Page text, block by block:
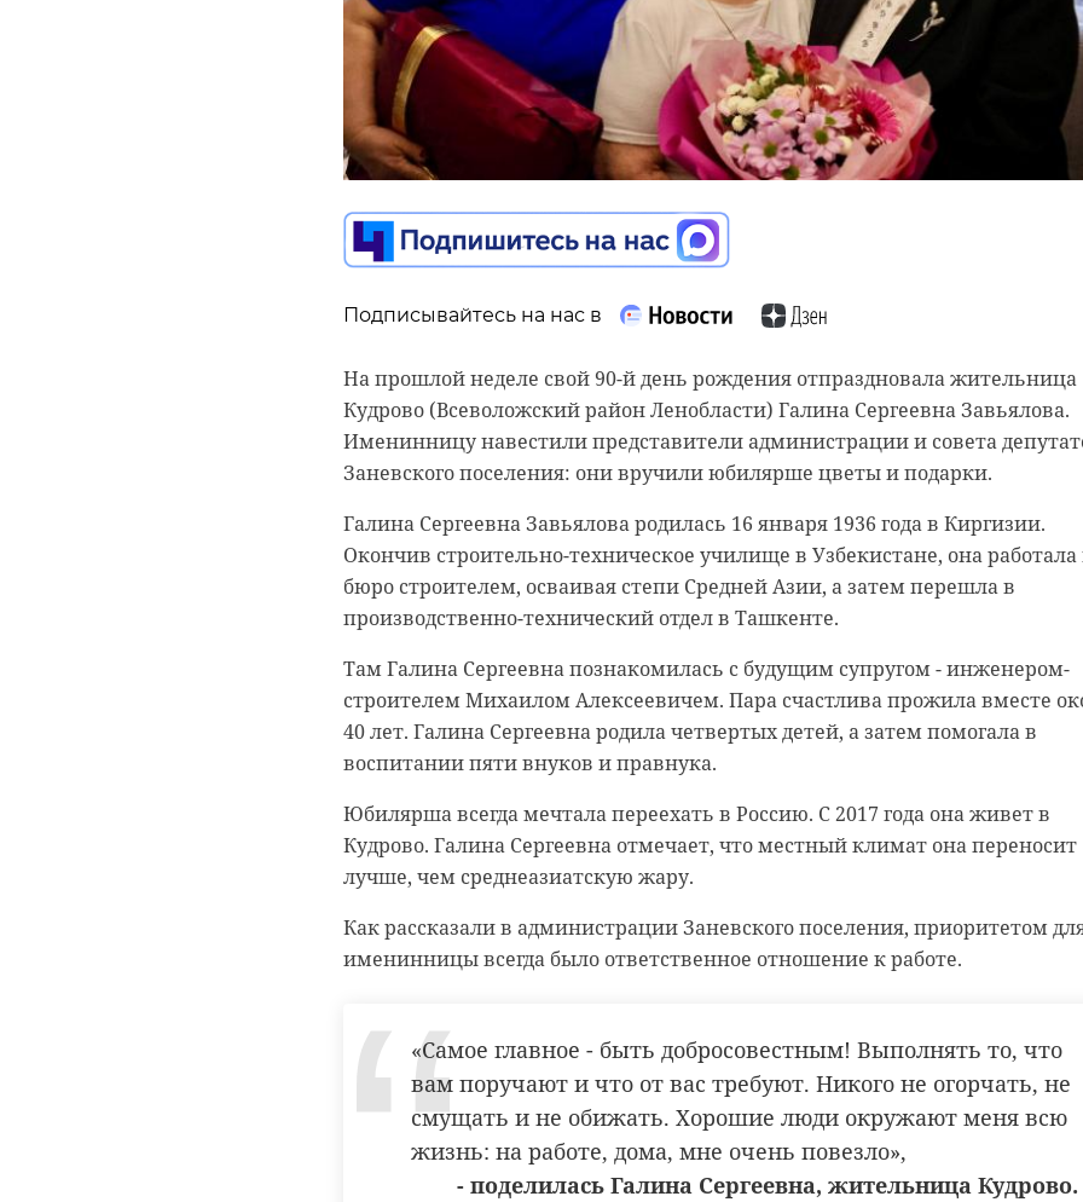
Подписывайтесь на нас в
На прошлой неделе свой 90-й день рождения отпраздновала жительница
Кудрово (Всеволожский район Ленобласти) Галина Сергеевна Завьялова.
Именинницу навестили представители администрации и совета
Заневского поселения: они вручили юбилярше цветы и подарки.
Галина Сергеевна Завьялова родилась 16 января 1936 года в Киргизии.
Окончив строительно-техническое училище в Узбекистане, она работала
бюро строителем, осваивая степи Средней Азии, а затем перешла в
производственно-технический отдел в Ташкенте.
Там Галина Сергеевна познакомилась с будущим супругом - инженером-
строителем Михаилом Алексеевичем. Пара счастлива прожила вместе
40 лет. Галина Сергеевна родила четвертых детей, а затем помогала в
воспитании пяти внуков и правнука.
Юбилярша всегда мечтала переехать в Россию. С 2017 года она живет в
Кудрово. Галина Сергеевна отмечает, что местный климат она переносит
лучше, чем среднеазиатскую жару.
Как рассказали в администрации Заневского поселения, приоритетом
именинницы всегда было ответственное отношение к работе.
«Самое главное - быть добросовестным! Выполнять то, что
вам поручают и что от вас требуют. Никого не огорчать, не
смущать и не обижать. Хорошие люди окружают меня всю
жизнь: на работе, дома, мне очень повезло»,
- поделилась Галина Сергеевна, жительница Кудрово.
Ремонт инфекционного отделения Волховской межрайонной больницы
завершен. Первых посетителей стационар начнет принимать в пятницу,
января, сообщили в комитете по здравоохранению Ленинградской
Перед открытием отделение прошло проверку. На экскурсии по больнице
после масштабной реконструкции присутствовали глава ленинградского
комитета по здравоохранению Александр Жарков, помощник
комитета Госдумы РФ по безопасности и противодействию коррупции
Армен Аракелян и главный врач медицинского учреждения Анна
Обновленное инфекционное отделение получило медицинскую мебель и
современное оборудование. По словам Александра Жаркова, в рамках
капитального ремонта была проведена замена всех инженерных сетей и
коммуникаций, отремонтировали фасад здания, поставили новые окна и
двери, полностью заменили кровлю.
"С первого квартала 2026 года корпус будет
функционировать как межрайонный инфекционно-
круглосуточного и дневного стационара будут получать
медицинскую помощь пациенты с ВИЧ-инфекцией,
гепатитами С, циррозами печени неясной этиологии",
— поделился председатель комитета по
здравоохранению.
В четверг, 22 января, во Всеволожском районе сотрудники Госэконадзора,
Экомилиции и ГИБДД провели проверки по выявлению и пресечению
незаконного транспортирования строительных отходов. Об этом
комитете государственного экологического надзора Ленинградской
В ходе рейдов специалисты остановили 33 автомобиля и составили 4
административных протокола. Кроме того, одно транспортное средство
изъято за несоблюдение требований в области охраны окружающей
при транспортировании отходов производства и потребления.
Глава Эконадзора Рамила Агаева напомнила, что подобные проверки
проходят регулярно. По ее словам, чаще всего допускаются нарушения
природоохранного законодательства именно на этапе перевозки
"Перевозчики обязаны строго соблюдать требования как
ответственности не уйдет ни один эконарушитель",
— констатировала Рамила Агаева.
Фото: https://t.me/ecology47/3831
Рамила Агаева эконадзор проверки